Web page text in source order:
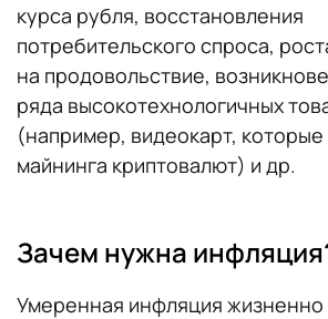
курса рубля, восстановления
потребительского спроса,
на продовольствие,
ряда высокотехнологичных
(например, видеокарт, которые
майнинга криптовалют) и др.
Зачем нужна
Умеренная инфляция